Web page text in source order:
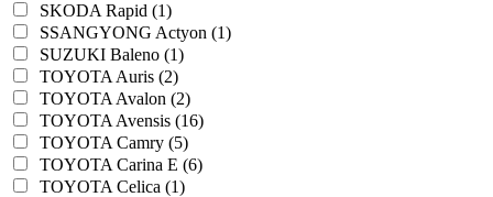
SKODA Rapid (1)
SSANGYONG Actyon (1)
SUZUKI Baleno (1)
TOYOTA Auris (2)
TOYOTA Avalon (2)
TOYOTA Avensis (16)
TOYOTA Camry (5)
TOYOTA Carina E (6)
TOYOTA Celica (1)